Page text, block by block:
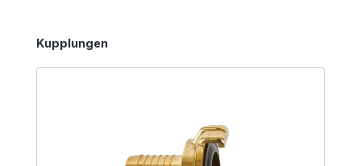
Produktgalerie überspringen
Kupplungen